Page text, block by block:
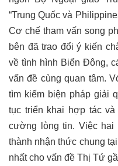
“Trung Quốc và
Cơ chế tham vấn song
bên đã trao đổi ý kiến
về tình hình Biển Đông,
vấn đề cùng quan tâm.
tìm kiếm biện pháp giải
tục triển khai hợp tác
cường lòng tin. Việc hai
thành nhận thức chung
nhất cho vấn đề Thị Tứ